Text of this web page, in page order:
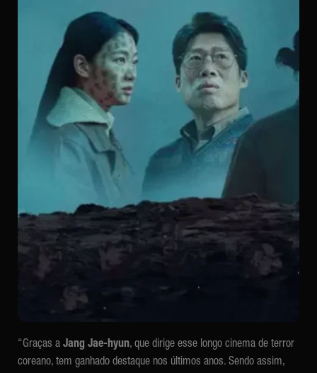
“Graças a Jang Jae-hyun, que dirige esse longo cinema de terror
coreano, tem ganhado destaque nos últimos anos. Sendo assim,